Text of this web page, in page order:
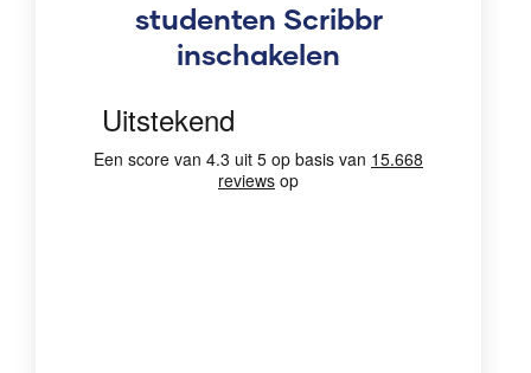
studenten Scribbr
inschakelen